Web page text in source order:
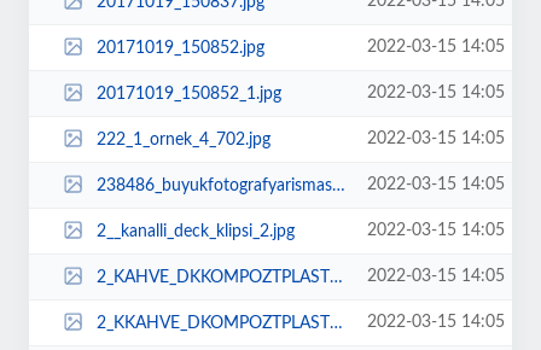
20171019_150852.jpg 2022-03-15 14:05
20171019_150852_1.jpg 2022-03-15 14:05
222_1_ornek_4_702.jpg 2022-03-15 14:05
238486_buyukfotografyarismasi21_1.jpg 2022-03-15 14:05
2__kanalli_deck_klipsi_2.jpg 2022-03-15 14:05
2_KAHVE_DKKOMPOZTPLASTKDECKFYATLARIAHAPDEMEplastikhapdeckzeminkaplamafiyatlar... 2022-03-15 14:05
2_KKAHVE_DKOMPOZTPLASTKDECKFYATLARIAHAPDEMEplastikhapdeckzeminkaplamafiyatlar... 2022-03-15 14:05